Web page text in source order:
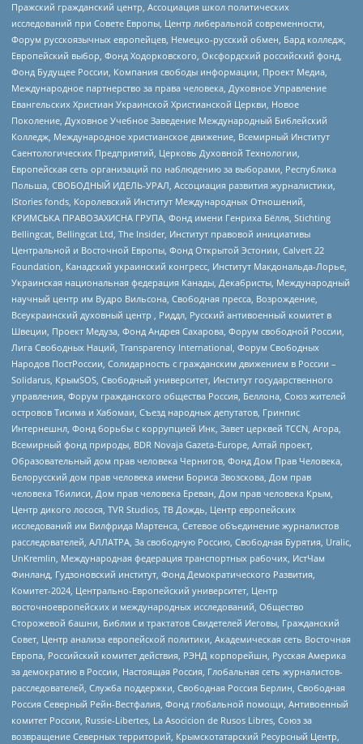
Пражский гражданский центр, Ассоциация школ политических
исследований при Совете Европы, Центр либеральной современности,
Форум русскоязычных европейцев, Немецко-русский обмен, Бард колледж,
Европейский выбор, Фонд Ходорковского, Оксфордский российский фонд,
Фонд Будущее России, Компания свободы информации, Проект Медиа,
Международное партнерство за права человека, Духовное Управление
Евангельских Христиан Украинской Христианской Церкви, Новое
Поколение, Духовное Учебное Заведение Международный Библейский
Колледж, Международное христианское движение, Всемирный Институт
Саентологических Предприятий, Церковь Духовной Технологии,
Европейская сеть организаций по наблюдению за выборами, Республика
Польша, СВОБОДНЫЙ ИДЕЛЬ-УРАЛ, Ассоциация развития журналистики,
IStories fonds, Королевский Институт Международных Отношений,
КРИМСЬКА ПРАВОЗАХИСНА ГРУПА, Фонд имени Генриха Бёлля, Stichting
Bellingcat, Bellingcat Ltd, The Insider, Институт правовой инициативы
Центральной и Восточной Европы, Фонд Открытой Эстонии, Calvert 22
Foundation, Канадский украинский конгресс, Институт Макдональда-Лорье,
Украинская национальная федерация Канады, Декабристы, Международный
научный центр им Вудро Вильсона, Свободная пресса, Возрождение,
Всеукраинский духовный центр , Риддл, Русский антивоенный комитет в
Швеции, Проект Медуза, Фонд Андрея Сахарова, Форум свободной России,
Лига Свободных Наций, Transparеncy International, Форум Свободных
Народов ПостРоссии, Солидарность с гражданским движением в России –
Solidarus, КрымSOS, Свободный университет, Институт государственного
управления, Форум гражданского общества Россия, Беллона, Союз жителей
островов Тисима и Хабомаи, Съезд народных депутатов, Гринпис
Интернешнл, Фонд борьбы с коррупцией Инк, Завет церквей TCCN, Агора,
Всемирный фонд природы, BDR Novaja Gazeta-Europe, Алтай проект,
Образовательный дом прав человека Чернигов, Фонд Дом Прав Человека,
Белорусский дом прав человека имени Бориса Звозскова, Дом прав
человека Тбилиси, Дом прав человека Ереван, Дом прав человека Крым,
Центр дикого лосося, TVR Studios, ТВ Дождь, Центр европейских
исследований им Вилфрида Мартенса, Сетевое объединение журналистов
расследователей, АЛЛАТРА, За свободную Россию, Свободная Бурятия, Uralic,
UnKremlin, Международная федерация транспортных рабочих, ИстЧам
Финланд, Гудзоновский институт, Фонд Демократического Развития,
Комитет-2024, Центрально-Европейский университет, Центр
восточноевропейских и международных исследований, Общество
Сторожевой башни, Библии и трактатов Свидетелей Иеговы, Гражданский
Совет, Центр анализа европейской политики, Академическая сеть Восточная
Европа, Российский комитет действия, РЭНД корпорейшн, Русская Америка
за демократию в России, Настоящая Россия, Глобальная сеть журналистов-
расследователей, Служба поддержки, Свободная Россия Берлин, Свободная
Россия Северный Рейн-Вестфалия, Фонд глобальной помощи, Антивоенный
комитет России, Russie-Libertes, La Asocicion de Rusos Libres, Союз за
возвращение Северных территорий, Крымскотатарский Ресурсный Центр,